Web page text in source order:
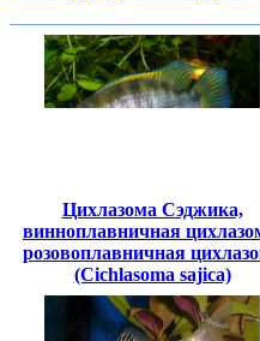
Цихлазома Сэджика,
винноплавничная
розовоплавничная
(Cichlasoma sajica)